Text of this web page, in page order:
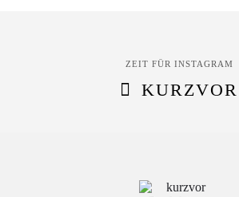
ZEIT FÜR INSTAGRAM
KURZVOR